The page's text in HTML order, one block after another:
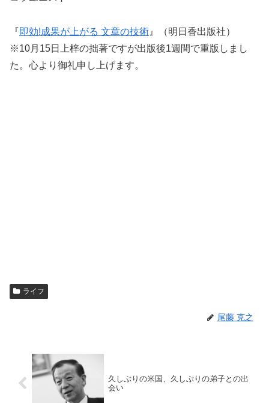
『即効!成果が上がる 文章の技術 』（明日香出版社）
※10月15日上梓の拙著ですが出版後1週間で重版しまし
た。心より御礼申し上げます。
ライフ
尾藤 克之
久しぶりの米国、久しぶりの弟子との出
会い